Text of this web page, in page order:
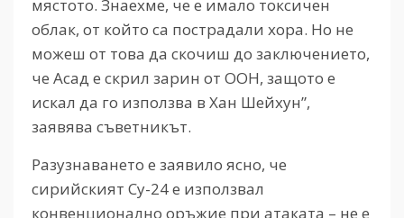
мястото. Знаехме, че е имало токсичен
облак, от който са пострадали хора. Но не
можеш от това да скочиш до заключението,
че Асад е скрил зарин от ООН, защото е
искал да го използва в Хан Шейхун”,
заявява съветникът.
Разузнаването е заявило ясно, че
сирийският Су-24 е използвал
конвенционално оръжие при атаката – не е